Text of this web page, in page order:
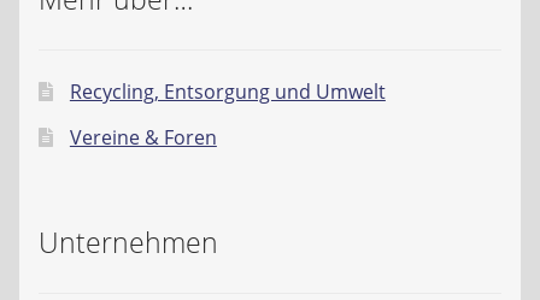
Recycling, Entsorgung und Umwelt
Vereine & Foren
Unternehmen